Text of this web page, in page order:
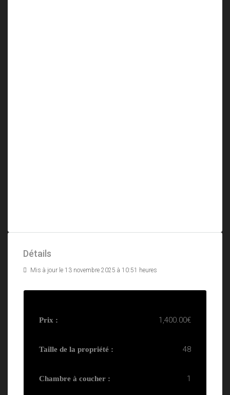
Détails
Mis à jour le 13 novembre 2025 à 10:51 heures
Prix : 1,400.00€
Taille de la propriété : 48
Chambre à coucher : 1